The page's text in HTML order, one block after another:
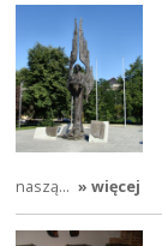
naszą… » więcej